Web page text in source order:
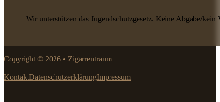
Wir unterstützen das Jugendschutzgesetz. Keine Abgabe/
Copyright © 2026 • Zigarrentraum
KontaktDatenschutzerklärungImpressum